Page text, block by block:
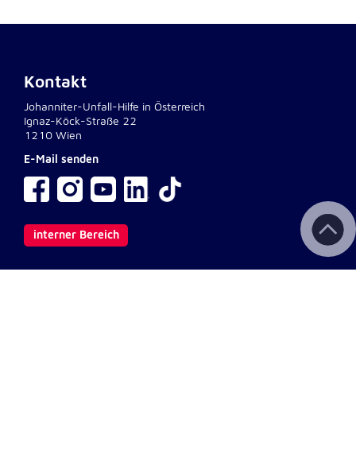
Kontakt
Johanniter-Unfall-Hilfe in Österreich
Ignaz-Köck-Straße 22
1210 Wien
E-Mail senden
interner Bereich